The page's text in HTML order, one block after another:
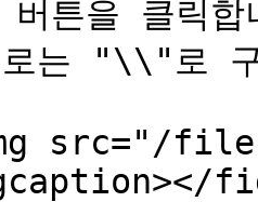
튼을 클릭
src="/files/